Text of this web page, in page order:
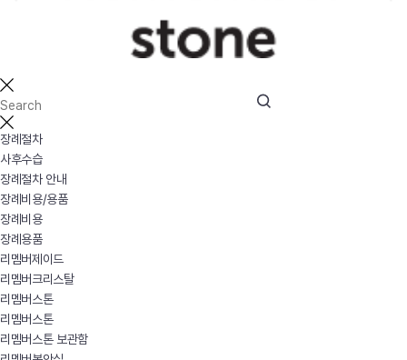
장례절차
사후수습
장례절차 안내
장례비용/용품
장례비용
장례용품
리멤버제이드
리멤버크리스탈
리멤버스톤
리멤버스톤
리멤버스톤 보관함